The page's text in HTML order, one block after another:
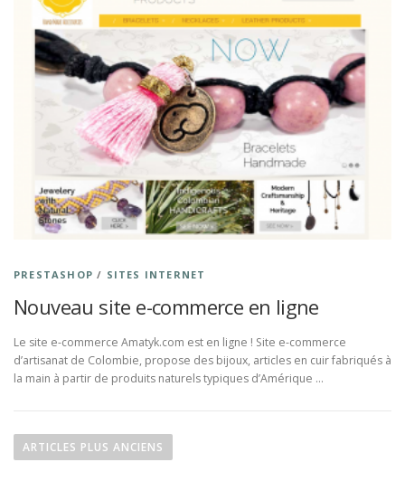
PRESTASHOP / SITES INTERNET
Nouveau site e-commerce en ligne
Le site e-commerce Amatyk.com est en ligne ! Site e-commerce
d’artisanat de Colombie, propose des bijoux, articles en cuir fabriqués à
la main à partir de produits naturels typiques d’Amérique …
aARTICLES PLUS ANCIENS